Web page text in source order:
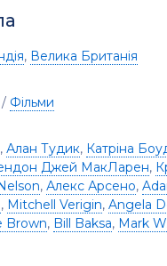
, Велика Британія
/ Фільми
, Алан Тудик, Катріна
Джей МакЛарен,
, Алекс Арсено,
, Mitchell Verigin, Angela
Brown, Bill Baksa, Mark